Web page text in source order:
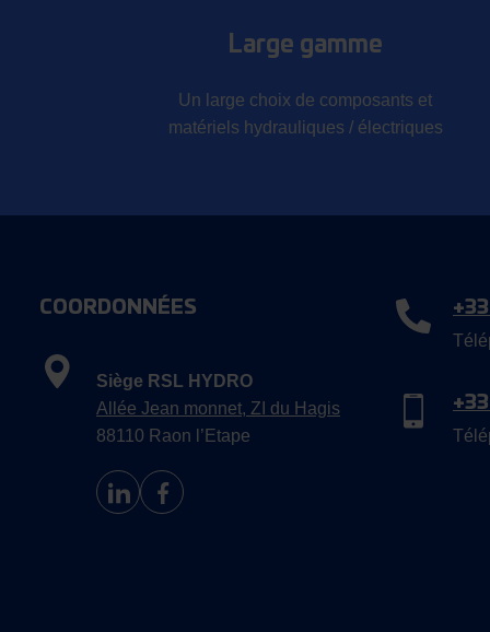
Large gamme
Un large choix de composants et
matériels hydrauliques / électriques
COORDONNÉES
Siège RSL HYDRO
Allée Jean monnet, ZI du Hagis
88110 Raon l’Etape